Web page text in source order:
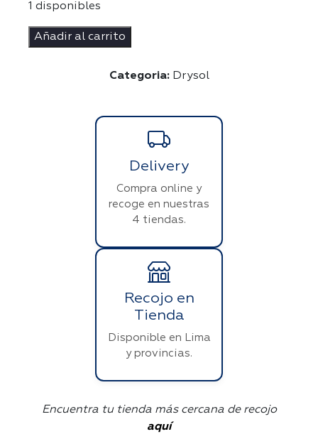
1 disponibles
Prueba_Pruduccion
cantidad
Añadir al carrito
Categoria:Drysol
Delivery
Compra online y
recoge en nuestras
4 tiendas.
Recojo en
Tienda
Disponible en Lima
y provincias.
Encuentra tu tienda más cercana de recojo
aquí